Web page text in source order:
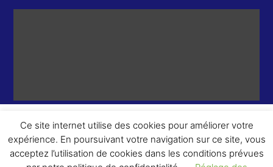
© 2026 – 2 ème Round – Tous droits réservés.
Ce site internet utilise des cookies pour améliorer votre
expérience. En poursuivant votre navigation sur ce site, vous
acceptez l’utilisation de cookies dans les conditions prévues